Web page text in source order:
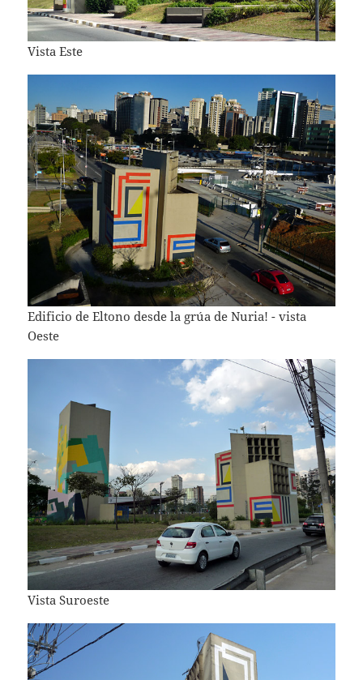
Vista Este
Edificio de Eltono desde la grúa de Nuria! - vista
Oeste
Vista Suroeste